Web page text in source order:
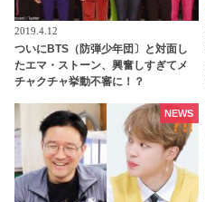
2019.4.12
ついにBTS（防弾少年団〕と対面し
たエマ・ストーン、興奮しすぎてメ
チャクチャ挙動不審に！？
NEWS